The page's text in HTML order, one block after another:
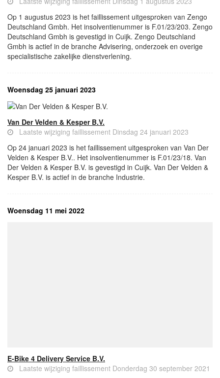
Op 1 augustus 2023 is het faillissement uitgesproken van Zengo
Deutschland Gmbh. Het insolventienummer is F.01/23/203. Zengo
Deutschland Gmbh is gevestigd in Cuijk. Zengo Deutschland
Gmbh is actief in de branche Advisering, onderzoek en overige
specialistische zakelijke dienstverlening.
Woensdag 25 januari 2023
Van Der Velden & Kesper B.V.
Laatste wijziging faillissement Dinsdag 24 januari 2023
Op 24 januari 2023 is het faillissement uitgesproken van Van Der
Velden & Kesper B.V.. Het insolventienummer is F.01/23/18. Van
Der Velden & Kesper B.V. is gevestigd in Cuijk. Van Der Velden &
Kesper B.V. is actief in de branche Industrie.
Woensdag 11 mei 2022
E-Bike 4 Delivery Service B.V.
Laatste wijziging faillissement Donderdag 30 september 2021